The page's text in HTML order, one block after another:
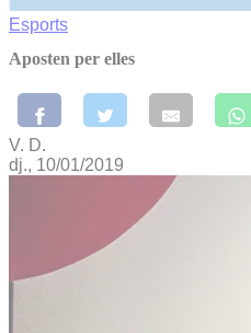
Esports
Aposten per elles
V. D.
dj., 10/01/2019